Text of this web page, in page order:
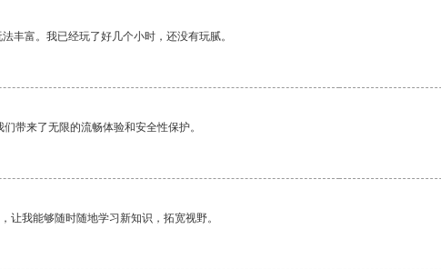
丰富。我已经玩了好几个小时，还没有玩腻。
带来了无限的流畅体验和安全性保护。
让我能够随时随地学习新知识，拓宽视野。